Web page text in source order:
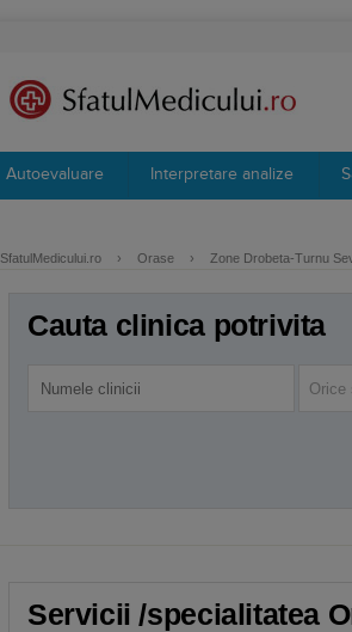
Autoevaluare Interpretare analize
SfatulMedicului.ro › Orase › Zone Drobeta-Turnu
Cauta clinica potrivita
Orice
Servicii /specialitatea